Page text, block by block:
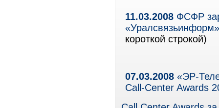
11.03.2008 ФСФР
короткой строкой)
07.03.2008 «ЭР-
Call-Сenter Awards